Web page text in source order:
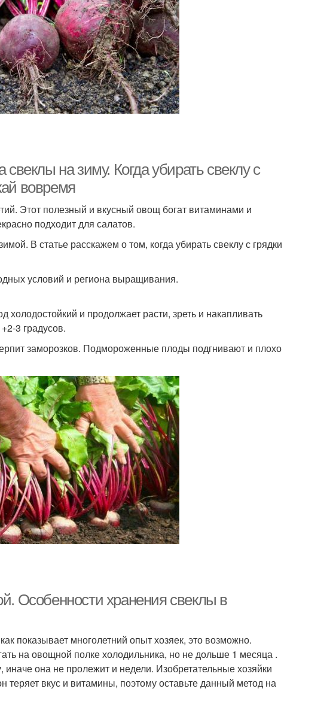
свеклы на зиму. Когда убирать свеклу с
вовремя
Этот полезный и вкусный овощ богат витаминами и
подходит для салатов.
В статье расскажем о том, когда убирать свеклу с грядки
условий и региона выращивания.
и продолжает расти, зреть и накапливать
3 градусов.
заморозков. Подмороженные плоды подгнивают и плохо
Особенности хранения свеклы в
показывает многолетний опыт хозяек, это возможно.
на овощной полке холодильника, но не дольше 1 месяца .
она не пролежит и недели. Изобретательные хозяйки
вкус и витамины, поэтому оставьте данный метод на